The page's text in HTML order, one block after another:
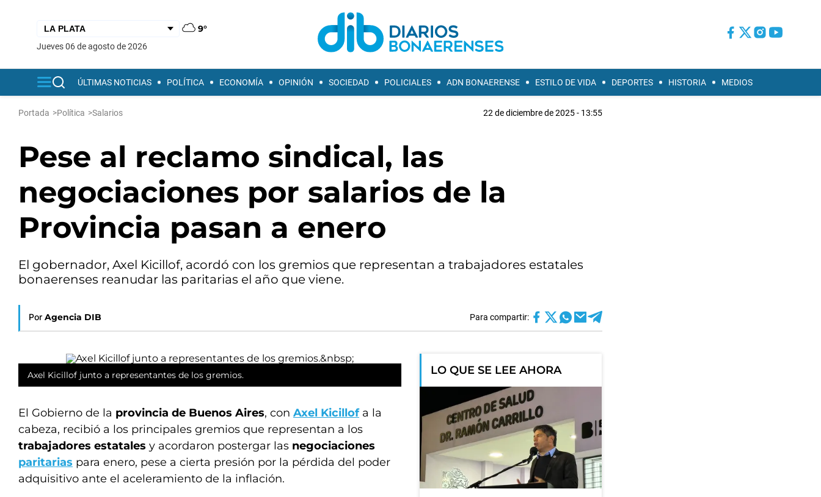
9°
jueves 06 de agosto de 2026
ÚLTIMAS NOTICIAS POLÍTICA ECONOMÍA OPINIÓN SOCIEDAD POLICIALES ADN BONAERENSE ESTILO DE VIDA DEPORTES HISTORIA MEDIOS
Portada >Política >Salarios 22 de diciembre de 2025 - 13:55
Pese al reclamo sindical, las
negociaciones por salarios de la
Provincia pasan a enero
El gobernador, Axel Kicillof, acordó con los gremios que representan a trabajadores estatales
bonaerenses reanudar las paritarias el año que viene.
Por Agencia DIB Para compartir:
Axel Kicillof junto a representantes de los gremios.
El Gobierno de la provincia de Buenos Aires, con Axel Kicillofa la
cabeza, recibió a los principales gremios que representan a los
trabajadores estatales y acordaron postergar las negociaciones
paritarias para enero, pese a cierta presión por la pérdida del poder
adquisitivo ante el aceleramiento de la inflación.
LO QUE SE LEE AHORA